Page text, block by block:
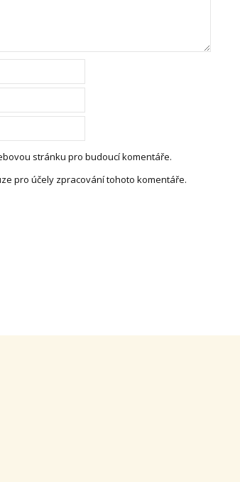
stránku pro budoucí komentáře.
pro účely zpracování tohoto komentáře.